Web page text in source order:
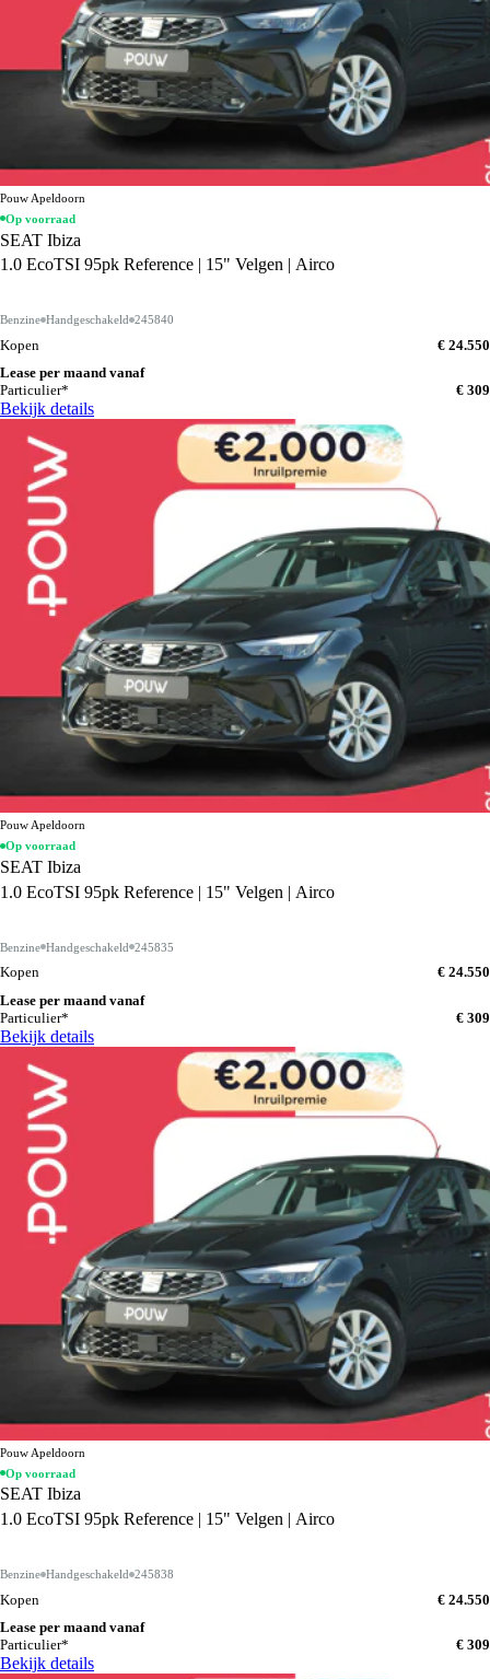
Pouw Apeldoorn
Op voorraad
SEAT Ibiza
1.0 EcoTSI 95pk Reference | 15" Velgen | Airco
Benzine Handgeschakeld 245840
Kopen
€ 24.550
Lease per maand vanaf
Particulier*
€ 309
Bekijk details
Pouw Apeldoorn
Op voorraad
SEAT Ibiza
1.0 EcoTSI 95pk Reference | 15" Velgen | Airco
Benzine Handgeschakeld 245835
Kopen
€ 24.550
Lease per maand vanaf
Particulier*
€ 309
Bekijk details
Pouw Apeldoorn
Op voorraad
SEAT Ibiza
1.0 EcoTSI 95pk Reference | 15" Velgen | Airco
Benzine Handgeschakeld 245838
Kopen
€ 24.550
Lease per maand vanaf
Particulier*
€ 309
Bekijk details